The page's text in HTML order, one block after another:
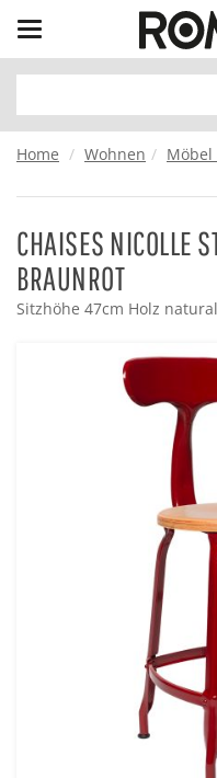
Toggle
navigation
Home Wohnen Möbel
CHAISES NICOLLE
BRAUNROT
Sitzhöhe 47cm Holz